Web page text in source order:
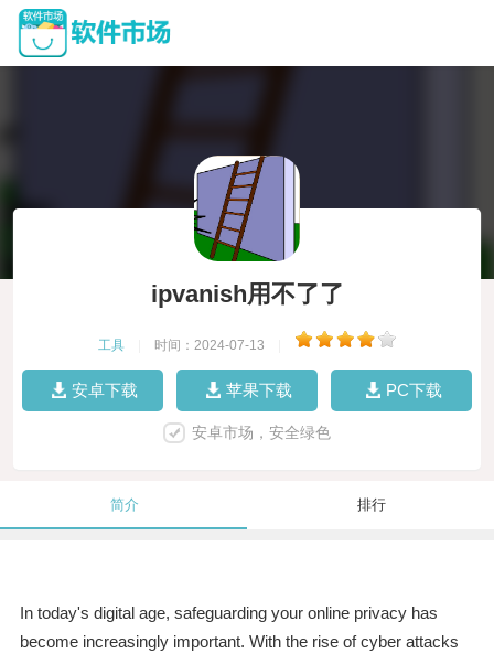
ipvanish用不了了
工具 时间：2024-07-13
安卓下载 苹果下载 PC下载
安卓市场，安全绿色
简介 排行
In today's digital age, safeguarding your online privacy has
become increasingly important. With the rise of cyber attacks